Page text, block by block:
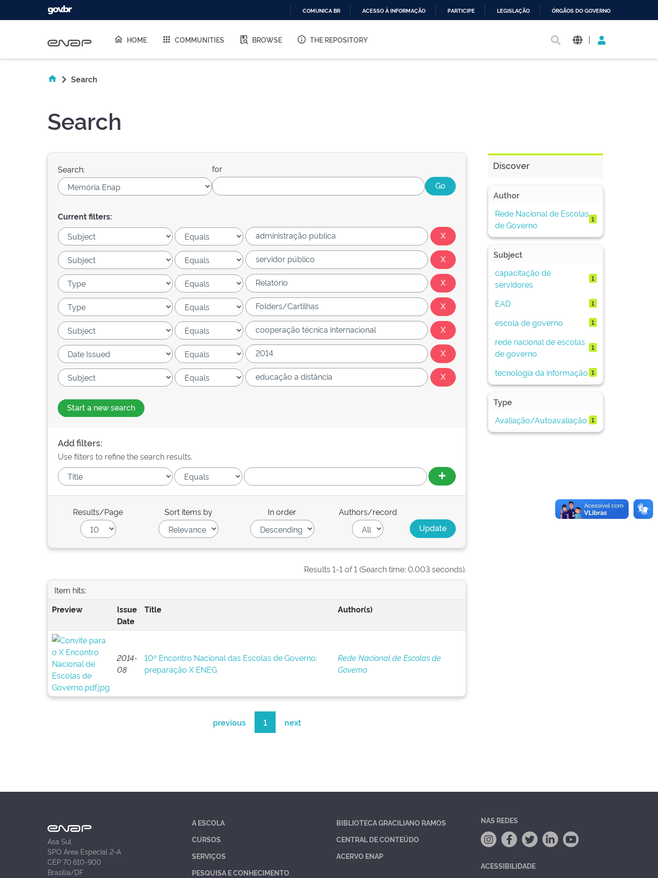
O
COMUNICA BR ACESSO À INFORMAÇÃO PARTICIPE LEGISLAÇÃO ÓRGÃOS DO GOVERNO
HOME COMMUNITIES BROWSE THE REPOSITORY |
Search
Search
Search: for
Current filters:
Start a new search
Add filters:
Use filters to refine the search results.
Results/Page Sort items by In order Authors/record
Results 1-1 of 1 (Search time: 0.003 seconds).
Item hits:
Preview
Issue
Date
Title Author(s)
2014-
08
10º Encontro Nacional das Escolas de Governo:
preparação X ENEG
Rede Nacional de Escolas de
Governo
previous 1 next
Discover
Author
Rede Nacional de Escolas
de Governo
1
Subject
capacitação de
servidores
1
EAD 1
escola de governo 1
rede nacional de escolas
de governo
1
tecnologia da informação 1
Type
Avaliação/Autoavaliação 1
Asa Sul
SPO Área Especial 2-A
CEP 70.610-900
Brasília/DF
A ESCOLA
CURSOS
SERVIÇOS
PESQUISA E CONHECIMENTO
BIBLIOTECA GRACILIANO RAMOS
CENTRAL DE CONTEÚDO
ACERVO ENAP
NAS REDES
ACESSIBILIDADE